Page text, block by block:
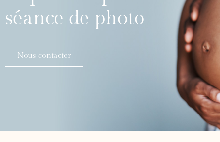
séance de photo
Nous contacter